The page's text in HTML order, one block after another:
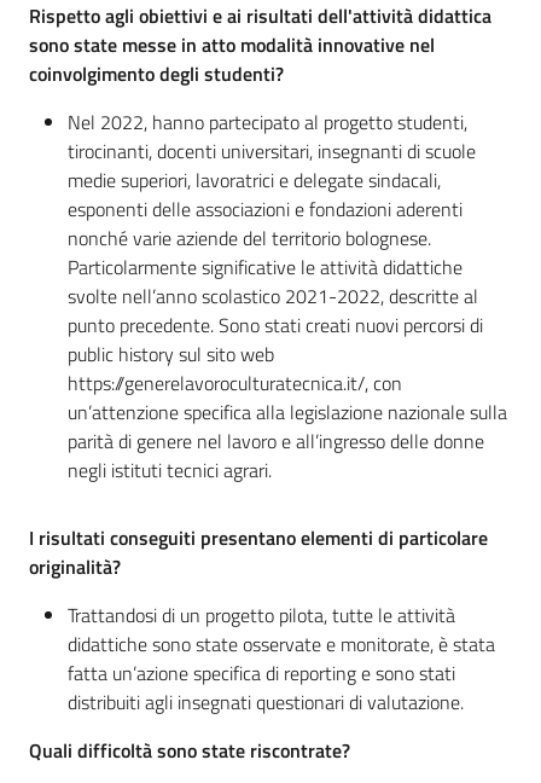
Rispetto agli obiettivi e ai risultati dell'attività didattica
sono state messe in atto modalità innovative nel
coinvolgimento degli studenti?
Nel 2022, hanno partecipato al progetto studenti,
tirocinanti, docenti universitari, insegnanti di scuole
medie superiori, lavoratrici e delegate sindacali,
esponenti delle associazioni e fondazioni aderenti
nonché varie aziende del territorio bolognese.
Particolarmente significative le attività didattiche
svolte nell’anno scolastico 2021-2022, descritte al
punto precedente. Sono stati creati nuovi percorsi di
public history sul sito web
https://generelavoroculturatecnica.it/, con
un’attenzione specifica alla legislazione nazionale sulla
parità di genere nel lavoro e all’ingresso delle donne
negli istituti tecnici agrari.
I risultati conseguiti presentano elementi di particolare
originalità?
Trattandosi di un progetto pilota, tutte le attività
didattiche sono state osservate e monitorate, è stata
fatta un’azione specifica di reporting e sono stati
distribuiti agli insegnati questionari di valutazione.
Quali difficoltà sono state riscontrate?